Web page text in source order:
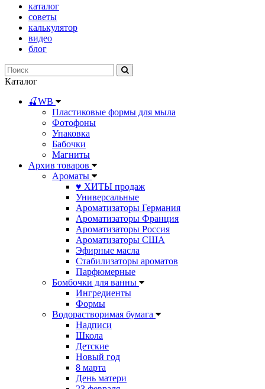
каталог
советы
калькулятор
видео
блог
Каталог
🍒WB
Пластиковые формы для мыла
Фотофоны
Упаковка
Бабочки
Магниты
Архив товаров
Ароматы
♥ ХИТЫ продаж
Универсальные
Ароматизаторы Германия
Ароматизаторы Франция
Ароматизаторы Россия
Ароматизаторы США
Эфирные масла
Стабилизаторы ароматов
Парфюмерные
Бомбочки для ванны
Ингредиенты
Формы
Водорастворимая бумага
Надписи
Школа
Детские
Новый год
8 марта
День матери